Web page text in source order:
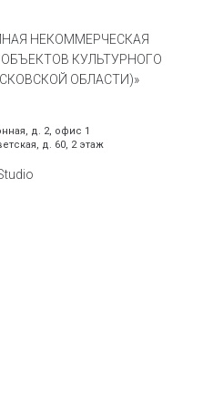
НЕКОММЕРЧЕСКАЯ
КУЛЬТУРНОГО
ОБЛАСТИ)»
д. 2, офис 1
д. 60, 2 этаж